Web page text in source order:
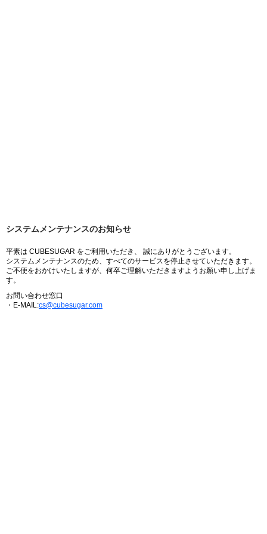
システムメンテナンスのお知らせ
平素は CUBESUGAR をご利用いただき、 誠にありがとうございます。
システムメンテナンスのため、すべてのサービスを停止させていただきます。
ご不便をおかけいたしますが、何卒ご理解いただきますようお願い申し上げま
す。
お問い合わせ窓口
・E-MAIL:cs@cubesugar.com